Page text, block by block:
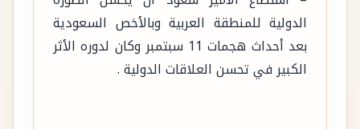
الدولية للمنطقة العربية وبالأخص السعودية
بعد أحداث هجمات 11 سبتمبر وكان لدوره الأثر
الكبير في تحسن العلاقات الدولية .